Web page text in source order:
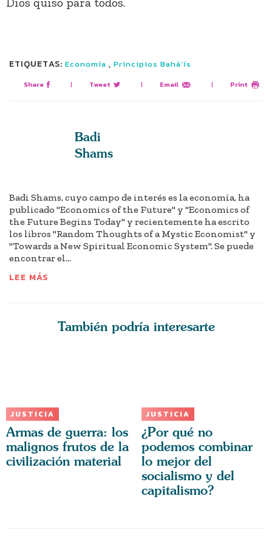
ETIQUETAS: Economía ,Principios Bahá’ís
Share | Tweet | Email | Print
Badi
Shams
Badi Shams, cuyo campo de interés es la economía, ha
publicado "Economics of the Future" y "Economics of
the Future Begins Today" y recientemente ha escrito
los libros "Random Thoughts of a Mystic Economist" y
"Towards a New Spiritual Economic System". Se puede
encontrar el...
LEE MÁS
También podría interesarte
JUSTICIA
Armas de guerra: los
malignos frutos de la
civilización material
JUSTICIA
¿Por qué no
podemos combinar
lo mejor del
socialismo y del
capitalismo?